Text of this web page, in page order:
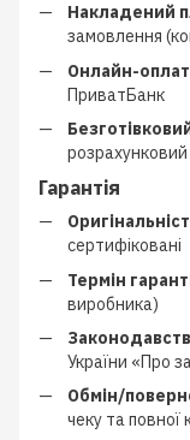
Накладений
замовлення
Онлайн-
ПриватБанк
Гарантія
сертифіковані
Термін
виробника)
України «Про
Обмін/
чеку та повної